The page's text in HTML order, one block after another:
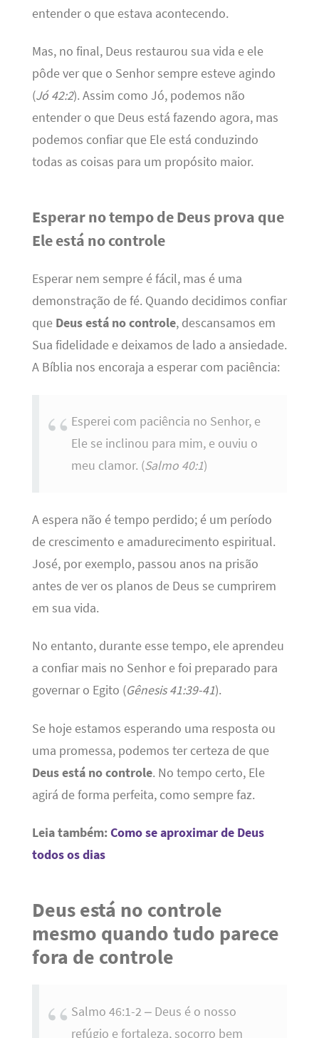
entender o que estava acontecendo.
Mas, no final, Deus restaurou sua vida e ele
pôde ver que o Senhor sempre esteve agindo
(Jó 42:2). Assim como Jó, podemos não
entender o que Deus está fazendo agora, mas
podemos confiar que Ele está conduzindo
todas as coisas para um propósito maior.
Esperar no tempo de Deus prova que
Ele está no controle
Esperar nem sempre é fácil, mas é uma
demonstração de fé. Quando decidimos confiar
que Deus está no controle, descansamos em
Sua fidelidade e deixamos de lado a ansiedade.
A Bíblia nos encoraja a esperar com paciência:
Esperei com paciência no Senhor, e
Ele se inclinou para mim, e ouviu o
meu clamor. (Salmo 40:1)
A espera não é tempo perdido; é um período
de crescimento e amadurecimento espiritual.
José, por exemplo, passou anos na prisão
antes de ver os planos de Deus se cumprirem
em sua vida.
No entanto, durante esse tempo, ele aprendeu
a confiar mais no Senhor e foi preparado para
governar o Egito (Gênesis 41:39-41).
Se hoje estamos esperando uma resposta ou
uma promessa, podemos ter certeza de que
Deus está no controle. No tempo certo, Ele
agirá de forma perfeita, como sempre faz.
Leia também:Como se aproximar de Deus
todos os dias
Deus está no controle
mesmo quando tudo parece
fora de controle
Salmo 46:1-2 – Deus é o nosso
refúgio e fortaleza, socorro bem